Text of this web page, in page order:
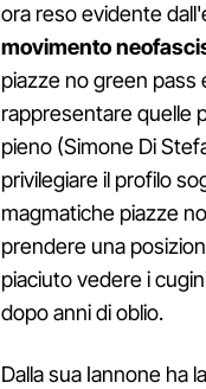
ora reso evidente
movimento
piazze no green pass
rappresentare quelle
pieno (Simone Di
privilegiare il profilo
magmatiche piazze
prendere una
piaciuto vedere i
dopo anni di oblio.
Dalla sua Iannone ha